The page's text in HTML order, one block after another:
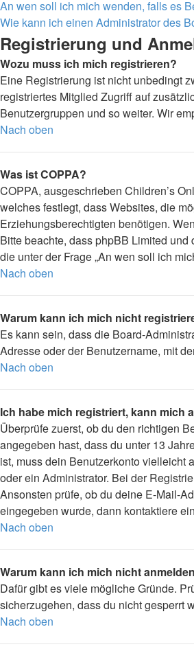
An wen soll ich mich wenden, falls es
Wie kann ich einen Administrator des
Registrierung und
Wozu muss ich mich registrieren?
Eine Registrierung ist nicht unbedingt
registriertes Mitglied Zugriff auf
Benutzergruppen und so weiter. Wir
Nach oben
Was ist COPPA?
COPPA, ausgeschrieben Children’s
welches festlegt, dass Websites, die
Erziehungsberechtigten benötigen.
Bitte beachte, dass phpBB Limited
die unter der Frage „An wen soll ich
Nach oben
Warum kann ich mich nicht
Es kann sein, dass die Board-
Adresse oder der Benutzername, mit
Nach oben
Ich habe mich registriert, kann mich
Überprüfe zuerst, ob du den richtigen
angegeben hast, dass du unter 13
ist, muss dein Benutzerkonto vielleicht
oder ein Administrator. Bei der
Ansonsten prüfe, ob du deine E-Mail-
eingegeben wurde, dann kontaktiere
Nach oben
Warum kann ich mich nicht
Dafür gibt es viele mögliche Gründe.
sicherzugehen, dass du nicht gesperrt
Nach oben